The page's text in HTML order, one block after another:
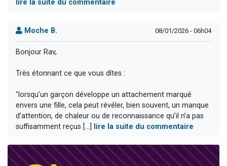
lire la suite du commentaire
Moche B. 08/01/2026 - 06h04
Bonjour Rav,
Très étonnant ce que vous dîtes :
"lorsqu’un garçon développe un attachement marqué
envers une fille, cela peut révéler, bien souvent, un manque
d’attention, de chaleur ou de reconnaissance qu’il n’a pas
suffisamment reçus [...]
lire la suite du commentaire